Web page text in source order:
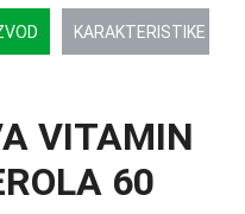
KARAKTERISTIKE
VITAMIN
60